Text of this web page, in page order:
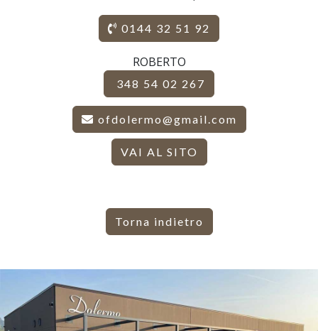
0144 32 51 92
ROBERTO
348 54 02 267
ofdolermo@gmail.com
VAI AL SITO
Torna indietro